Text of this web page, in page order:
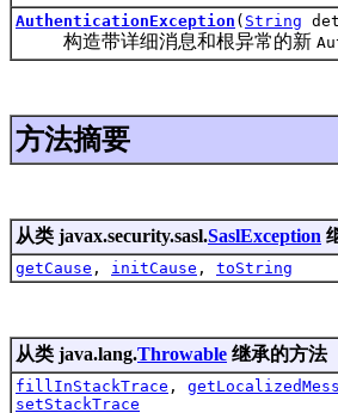
AuthenticationException ( String
构造带详细消息和根异常的新
方法摘要
从类 javax.security.sasl.SaslException
getCause , initCause , toString
从类 java.lang.Throwable 继承的方法
fillInStackTrace ,
setStackTrace